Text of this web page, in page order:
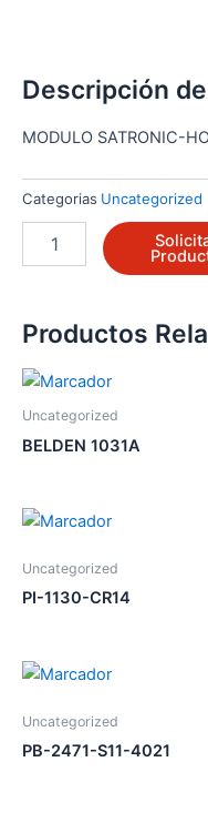
Descripción
MODULO SATRONIC-
Categorias Uncategorized
cantidad
Productos
Uncategorized
BELDEN 1031A
Uncategorized
PI-1130-CR14
Uncategorized
PB-2471-S11-4021